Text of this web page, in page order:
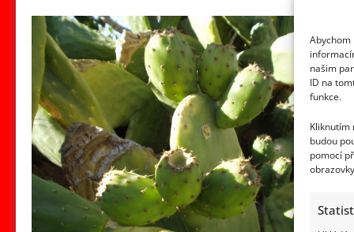
Abychom
našim
ID na
funkce.
Kliknutím
budou
pomocí